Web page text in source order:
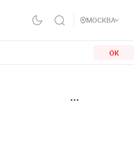
МОСКВА
ОК